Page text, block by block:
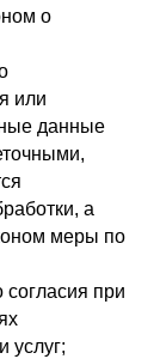
о
или
данные
а
меры по
согласия при
услуг;